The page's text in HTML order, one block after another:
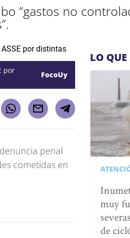
“gastos no
por
FocoUy
penal
cometidas en
LO QUE
muy
de